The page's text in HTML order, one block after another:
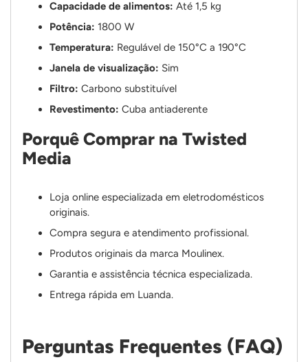
Capacidade de alimentos: Até 1,5 kg
Potência: 1800 W
Temperatura: Regulável de 150°C a 190°C
Janela de visualização: Sim
Filtro: Carbono substituível
Revestimento: Cuba antiaderente
Porquê Comprar na Twisted
Media
Loja online especializada em eletrodomésticos
originais.
Compra segura e atendimento profissional.
Produtos originais da marca Moulinex.
Garantia e assistência técnica especializada.
Entrega rápida em Luanda.
Perguntas Frequentes (FAQ)